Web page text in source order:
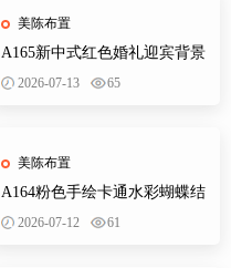
美陈布置
A165新中式红色婚礼迎宾背景
订婚宴设计素材效果图KT板制
2026-07-13 65
美陈布置
A164粉色手绘卡通水彩蝴蝶结
婚订婚宴宝宝宴生日派对异形
2026-07-12 61